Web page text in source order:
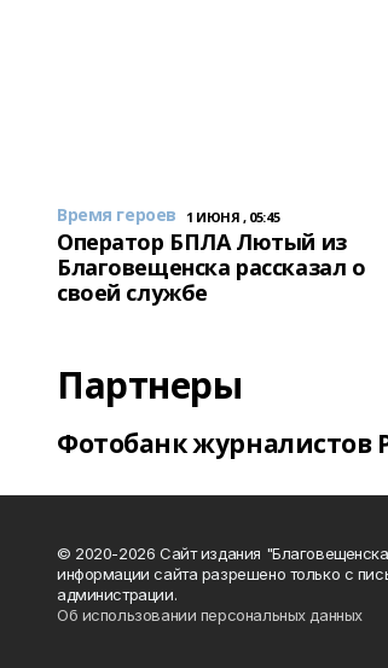
Время героев 1 ИЮНЯ , 05:45
Оператор БПЛА Лютый из
Благовещенска рассказал о
своей службе
Партнеры
Фотобанк журналистов
© 2020-2026 Сайт издания
информации сайта разрешено только с
администрации.
Об использовании персональных данных